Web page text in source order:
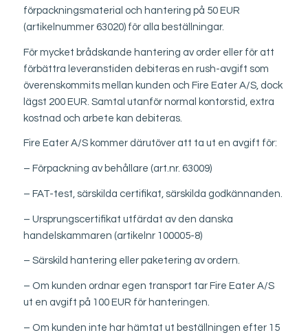
förpackningsmaterial och hantering på 50 EUR
(artikelnummer 63020) för alla beställningar.
För mycket brådskande hantering av order eller för att
förbättra leveranstiden debiteras en rush-avgift som
överenskommits mellan kunden och Fire Eater A/S, dock
lägst 200 EUR. Samtal utanför normal kontorstid, extra
kostnad och arbete kan debiteras.
Fire Eater A/S kommer därutöver att ta ut en avgift för:
– Förpackning av behållare (art.nr. 63009)
– FAT-test, särskilda certifikat, särskilda godkännanden.
– Ursprungscertifikat utfärdat av den danska
handelskammaren (artikelnr 100005-8)
– Särskild hantering eller paketering av ordern.
– Om kunden ordnar egen transport tar Fire Eater A/S
ut en avgift på 100 EUR för hanteringen.
– Om kunden inte har hämtat ut beställningen efter 15